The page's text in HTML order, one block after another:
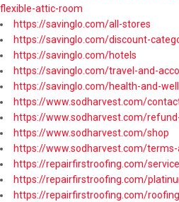
flexible-attic-room
https://savinglo.com/all-stores
https://savinglo.com/discount-
https://savinglo.com/hotels
https://savinglo.com/travel-and-
https://savinglo.com/health-and-
https://www.sodharvest.com/
https://www.sodharvest.com/
https://www.sodharvest.com/shop
https://www.sodharvest.com/
https://repairfirstroofing.com/
https://repairfirstroofing.com/
https://repairfirstroofing.com/roofing